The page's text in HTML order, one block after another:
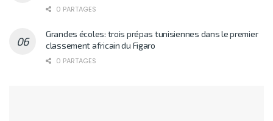
0 PARTAGES
Grandes écoles: trois prépas tunisiennes dans le premier
classement africain du Figaro
0 PARTAGES